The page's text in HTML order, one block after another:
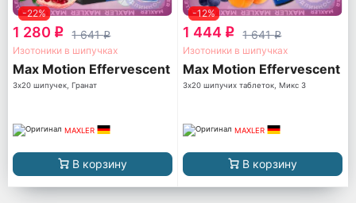
-22%
1 280 q 1 641q
Изотоники в шипучках
Max Motion Effervescent
3х20 шипучек, Гранат
MAXLER
В корзину
-12%
1 444 q 1 641q
Изотоники в шипучках
Max Motion Effervescent
3х20 шипучих таблеток, Микс 3
MAXLER
В корзину